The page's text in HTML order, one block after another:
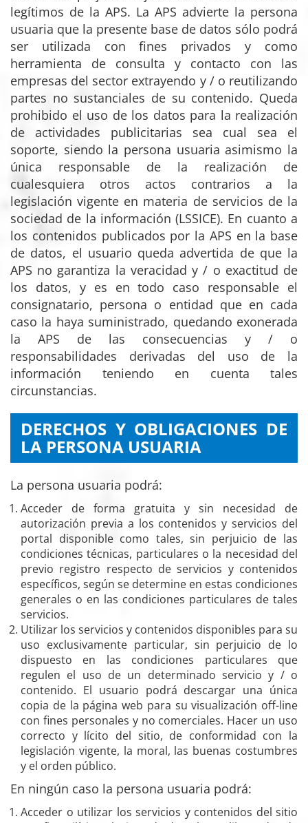
legítimos de la APS. La APS advierte la persona
usuaria que la presente base de datos sólo podrá
ser utilizada con fines privados y como
herramienta de consulta y contacto con las
empresas del sector extrayendo y / o reutilizando
partes no sustanciales de su contenido. Queda
prohibido el uso de los datos para la realización
de actividades publicitarias sea cual sea el
soporte, siendo la persona usuaria asimismo la
única responsable de la realización de
cualesquiera otros actos contrarios a la
legislación vigente en materia de servicios de la
sociedad de la información (LSSICE). En cuanto a
los contenidos publicados por la APS en la base
de datos, el usuario queda advertida de que la
APS no garantiza la veracidad y / o exactitud de
los datos, y es en todo caso responsable el
consignatario, persona o entidad que en cada
caso la haya suministrado, quedando exonerada
la APS de las consecuencias y / o
responsabilidades derivadas del uso de la
información teniendo en cuenta tales
circunstancias.
DERECHOS Y OBLIGACIONES DE
LA PERSONA USUARIA
La persona usuaria podrá:
Acceder de forma gratuita y sin necesidad de
autorización previa a los contenidos y servicios del
portal disponible como tales, sin perjuicio de las
condiciones técnicas, particulares o la necesidad del
previo registro respecto de servicios y contenidos
específicos, según se determine en estas condiciones
generales o en las condiciones particulares de tales
servicios.
Utilizar los servicios y contenidos disponibles para su
uso exclusivamente particular, sin perjuicio de lo
dispuesto en las condiciones particulares que
regulen el uso de un determinado servicio y / o
contenido. El usuario podrá descargar una única
copia de la página web para su visualización off-line
con fines personales y no comerciales. Hacer un uso
correcto y lícito del sitio, de conformidad con la
legislación vigente, la moral, las buenas costumbres
y el orden público.
En ningún caso la persona usuaria podrá:
Acceder o utilizar los servicios y contenidos del sitio